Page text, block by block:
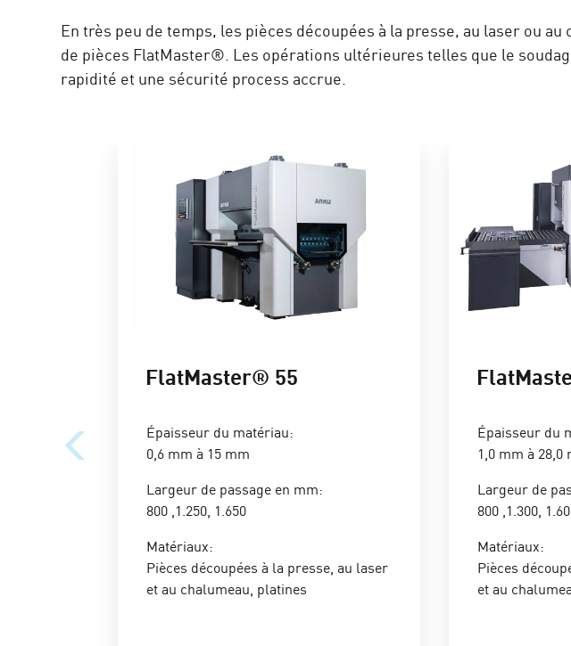
En très peu de temps, les pièces découpées à la presse, au laser ou
de pièces FlatMaster®. Les opérations ultérieures telles que le
rapidité et une sécurité process accrue.
FlatMaster® 55
Épaisseur du matériau:
0,6 mm à 15 mm
Largeur de passage en mm:
800 ,1.250, 1.650
Matériaux:
Pièces découpées à la presse, au laser
et au chalumeau, platines
Épaisseur du
1,0 mm à 28,0
Largeur de
800 ,1.300,
Matériaux:
Pièces
et au